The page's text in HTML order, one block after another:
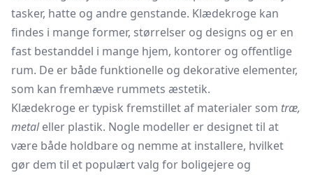
tasker, hatte og andre genstande. Klædekroge kan
findes i mange former, størrelser og designs og er en
fast bestanddel i mange hjem, kontorer og offentlige
rum. De er både funktionelle og dekorative elementer,
som kan fremhæve rummets æstetik.
Klædekroge er typisk fremstillet af materialer som træ,
metaleller plastik. Nogle modeller er designet til at
være både holdbare og nemme at installere, hvilket
gør dem til et populært valg for boligejere og